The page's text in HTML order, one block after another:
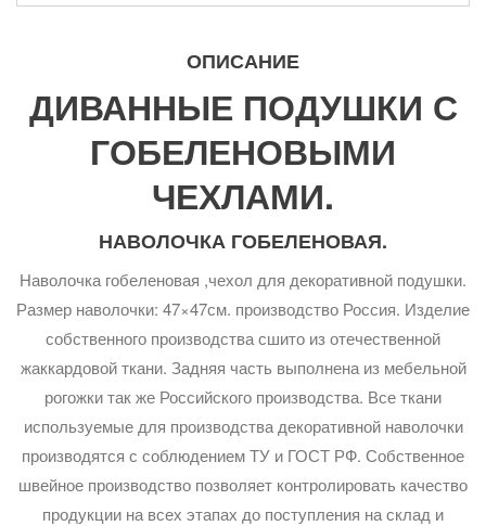
ОПИСАНИЕ
ДИВАННЫЕ ПОДУШКИ С
ГОБЕЛЕНОВЫМИ
ЧЕХЛАМИ.
НАВОЛОЧКА ГОБЕЛЕНОВАЯ.
Наволочка гобеленовая ,чехол для декоративной подушки.
Размер наволочки: 47×47см. производство Россия. Изделие
собственного производства сшито из отечественной
жаккардовой ткани. Задняя часть выполнена из мебельной
рогожки так же Российского производства. Все ткани
используемые для производства декоративной наволочки
производятся с соблюдением ТУ и ГОСТ РФ. Собственное
швейное производство позволяет контролировать качество
продукции на всех этапах до поступления на склад и